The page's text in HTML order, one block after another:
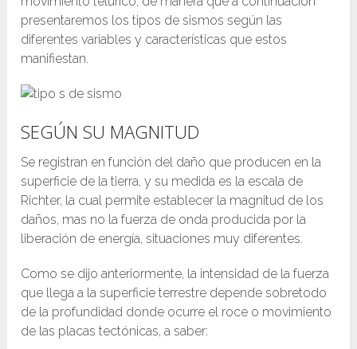
presentaremos los tipos de sismos según las
diferentes variables y características que estos
manifiestan.
SEGÚN SU MAGNITUD
Se registran en función del daño que producen en la
superficie de la tierra, y su medida es la escala de
Richter, la cual permite establecer la magnitud de los
daños, mas no la fuerza de onda producida por la
liberación de energía, situaciones muy diferentes.
Como se dijo anteriormente, la intensidad de la fuerza
que llega a la superficie terrestre depende sobretodo
de la profundidad donde ocurre el roce o movimiento
de las placas tectónicas, a saber: